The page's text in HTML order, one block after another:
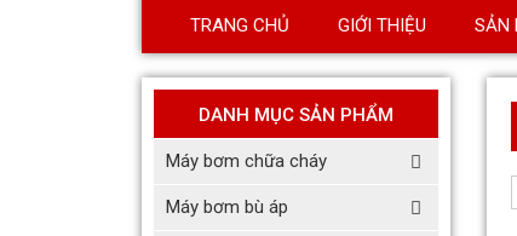
TRANG CHỦ GIỚI THIỆU SẢN
DANH MỤC SẢN PHẨM
Máy bơm chữa cháy
Máy bơm bù áp
Quạt hướng trục vuông gắn
tường hút khói KENKO KEA-
QF-No